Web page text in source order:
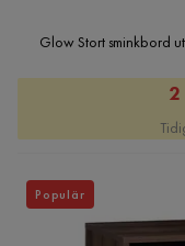
Glow Stort sminkbord
Populär